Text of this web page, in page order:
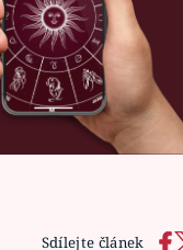
Sdílejte článek